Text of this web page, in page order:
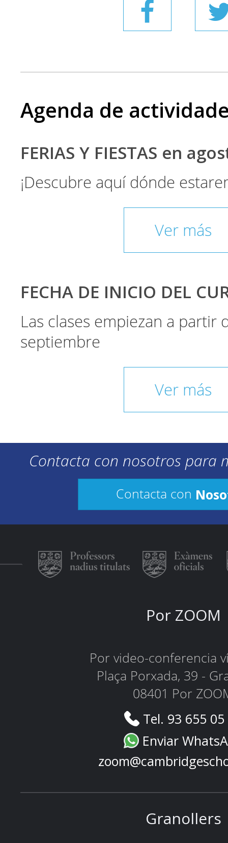
Agenda de
FERIAS Y FIESTAS en
¡Descubre aquí dónde
Ver más
FECHA DE INICIO DEL
Las clases empiezan a partir
septiembre
Ver más
Contacta con nosotros para
Contacta con
Por ZOOM
Por video-conferencia
Plaça Porxada, 39 -
08401 Por
Tel. 93 655
Enviar
Granollers